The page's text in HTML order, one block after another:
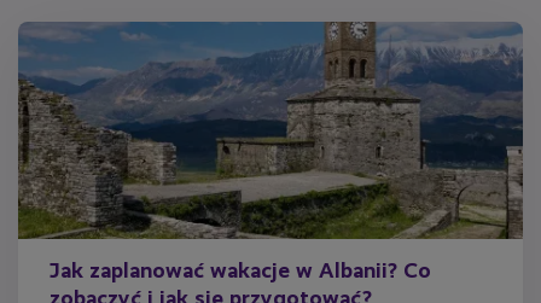
Jak zaplanować wakacje w Albanii? Co